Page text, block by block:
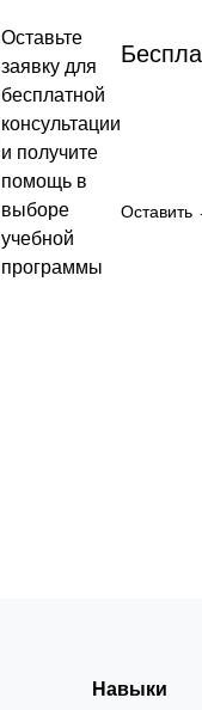
Оставьте
заявку для
бесплатной
консультации
и получите
помощь в
выборе
учебной
программы
Оставить
Навыки